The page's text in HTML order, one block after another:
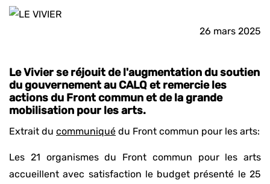
26 mars 2025
Le Vivier se réjouit de l'augmentation du soutien
du gouvernement au CALQ et remercie les
actions du Front commun et de la grande
mobilisation pour les arts.
Extrait du communiqué du Front commun pour les arts:
Les 21 organismes du Front commun pour les arts
accueillent avec satisfaction le budget présenté le 25